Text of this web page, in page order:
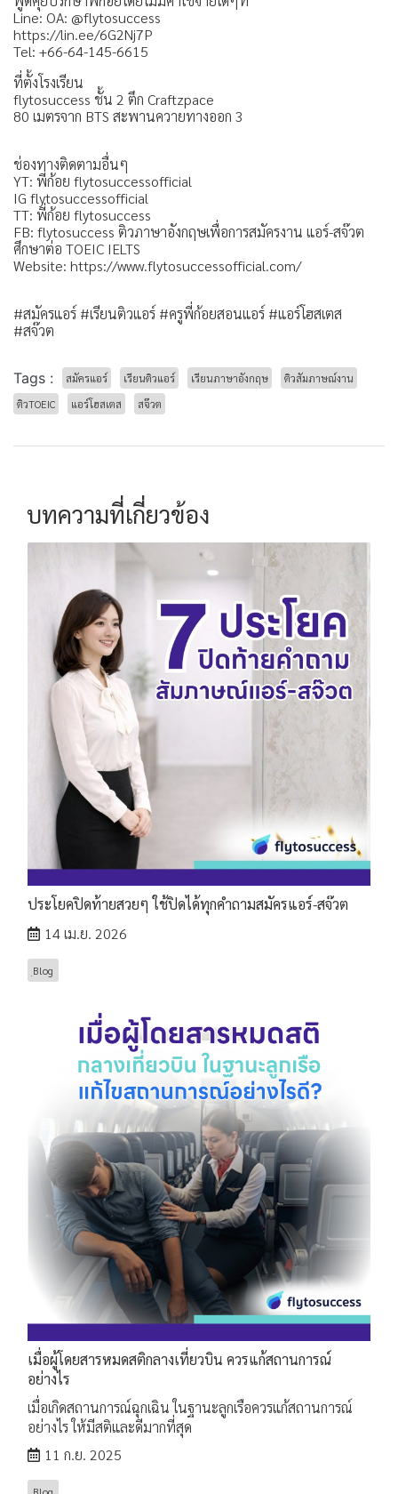
Line: OA: @flytosuccess
https://lin.ee/6G2Nj7P
Tel: +66-64-145-6615
ที่ตั้งโรงเรียน
flytosuccess ชั้น 2 ตึก Craftzpace
80 เมตรจาก BTS สะพานควายทางออก 3
ช่องทางติดตามอื่นๆ
YT: พี่ก้อย flytosuccessofficial
IG flytosuccessofficial
TT: พี่ก้อย flytosuccess
FB: flytosuccess ติวภาษาอังกฤษเพื่อการสมัครงาน แอร์-สจ๊วต
ศึกษาต่อ TOEIC IELTS
Website: https://www.flytosuccessofficial.com/
#สมัครแอร์ #เรียนติวแอร์ #ครูพี่ก้อยสอนแอร์ #แอร์โฮสเตส
#สจ๊วต
Tags : สมัครแอร์ เรียนติวแอร์ เรียนภาษาอังกฤษ
ติวสัมภาษณ์งาน
ติวTOEIC
แอร์โฮสเตส สจ๊วต
บทความที่เกี่ยวข้อง
ประโยคปิดท้ายสวยๆ ใช้ปิดได้ทุกคำถามสมัครแอร์-สจ๊วต
14 เม.ย. 2026
ฺBlog
เมื่อผู้โดยสารหมดสติกลางเที่ยวบิน ควรแก้สถานการณ์
อย่างไร
เมื่อเกิดสถานการณ์ฉุกเฉิน ในฐานะลูกเรือควรแก้สถานการณ์
อย่างไร ให้มีสติและดีมากที่สุด
11 ก.ย. 2025
ฺBlog